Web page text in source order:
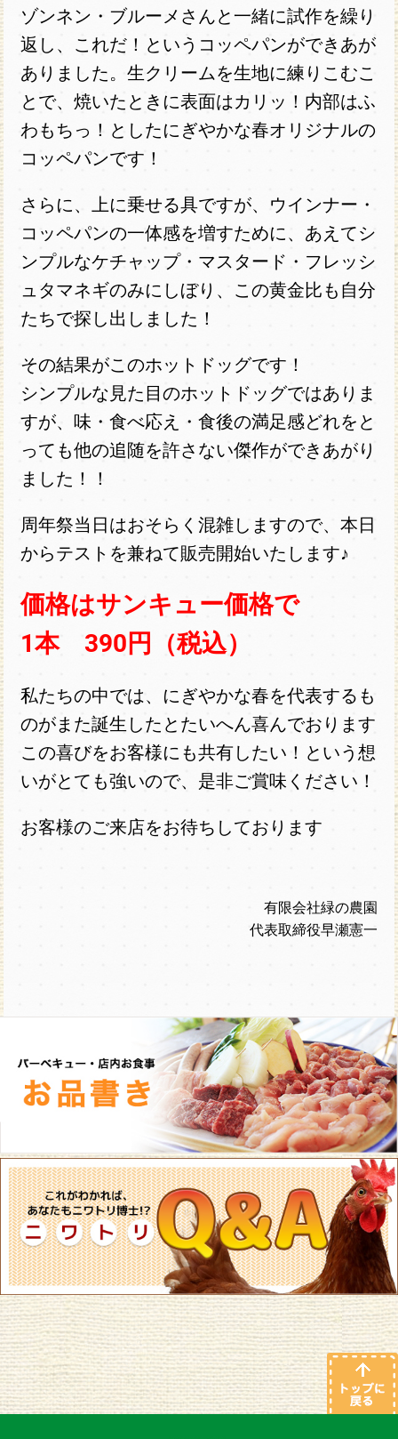
ゾンネン・ブルーメさんと一緒に試作を繰り
返し、これだ！というコッペパンができあが
ありました。生クリームを生地に練りこむこ
とで、焼いたときに表面はカリッ！内部はふ
わもちっ！としたにぎやかな春オリジナルの
コッペパンです！
さらに、上に乗せる具ですが、ウインナー・
コッペパンの一体感を増すために、あえてシ
ンプルなケチャップ・マスタード・フレッシ
ュタマネギのみにしぼり、この黄金比も自分
たちで探し出しました！
その結果がこのホットドッグです！
シンプルな見た目のホットドッグではありま
すが、味・食べ応え・食後の満足感どれをと
っても他の追随を許さない傑作ができあがり
ました！！
周年祭当日はおそらく混雑しますので、本日
からテストを兼ねて販売開始いたします♪
価格はサンキュー価格で
1本 390円（税込）
私たちの中では、にぎやかな春を代表するも
のがまた誕生したとたいへん喜んでおります
この喜びをお客様にも共有したい！という想
いがとても強いので、是非ご賞味ください！
お客様のご来店をお待ちしております
有限会社緑の農園
代表取締役早瀬憲一